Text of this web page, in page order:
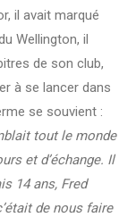
il avait marqué
Wellington, il
de son club,
à se lancer dans
se souvient :
tout le monde
et d’échange. Il
14 ans, Fred
de nous faire